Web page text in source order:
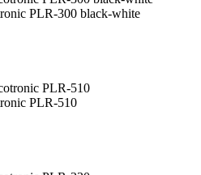
PLR-300 black-white
PLR-510